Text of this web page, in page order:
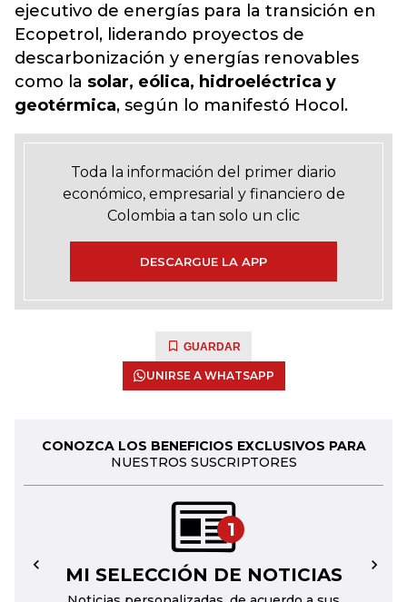
ejecutivo de energías para la transición en
Ecopetrol, liderando proyectos de
descarbonización y energías renovables
como la solar, eólica, hidroeléctrica y
geotérmica, según lo manifestó Hocol.
Toda la información del primer diario
económico, empresarial y financiero de
Colombia a tan solo un clic
DESCARGUE LA APP
GUARDAR
UNIRSE A WHATSAPP
CONOZCA LOS BENEFICIOS EXCLUSIVOS PARA
NUESTROS SUSCRIPTORES
1
MI SELECCIÓN DE NOTICIAS
← →